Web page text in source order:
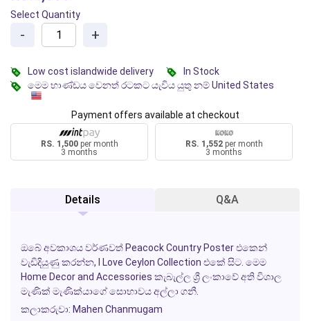
Select Quantity
- +
Low cost islandwide delivery
In Stock
මෙම භාණ්ඩය වෙනත් රටකට යැවිය යුතු නම් United States
Payment offers available at checkout
RS. 1,500per month
3 months
RS. 1,552per month
3 months
Details Q&A
ඔබේ අවකාශය වර්ණවත් Peacock Country Posterඑකෙන්
වැඩිදියුණු කරන්න,
I Love Ceylon Collection එකේ සිට. මෙම
Home Decor and Accessories කැබැල්ල ශ්‍රී ලංකාවේ අති විශාල
මැණික් මැණික්යාගේ සොභාවය අල්ලා ගනී.
කලාකරුවා: Mahen Chanmugam